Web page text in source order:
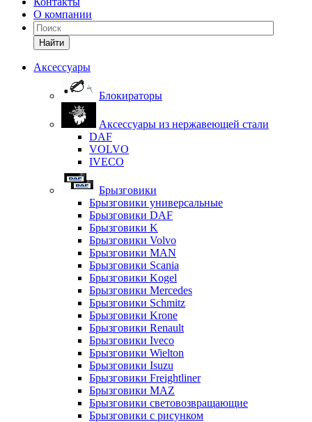
О компании
Найти
Аксессуары
Блокираторы
Аксессуары из нержавеющей стали
DAF
VOLVO
IVECO
Брызговики
Брызговики универсальные
Брызговики DAF
Брызговики K
Брызговики Volvo
Брызговики MAN
Брызговики Scania
Брызговики Kogel
Брызговики Mercedes
Брызговики Schmitz
Брызговики Krone
Брызговики Renault
Брызговики Iveco
Брызговики Wielton
Брызговики Isuzu
Брызговики Freightliner
Брызговики MAZ
Брызговики световозвращающие
Брызговики с рисунком